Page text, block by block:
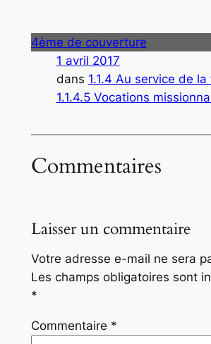
4ème de couverture
1 avril 2017
dans 1.1.4 Au service de la
1.1.4.5 Vocations
Commentaires
Laisser un commentaire
Votre adresse e-mail ne sera
Les champs obligatoires sont
*
Commentaire *